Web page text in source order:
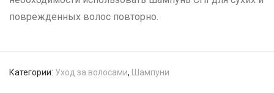
поврежденных волос повторно.
Категории: Уход за волосами, Шампуни